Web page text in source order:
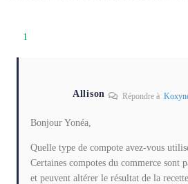
1
Allison Répondre à
Bonjour Yonéa,
Quelle type de compote avez-vous
Certaines compotes du commerce sont
et peuvent altérer le résultat de la